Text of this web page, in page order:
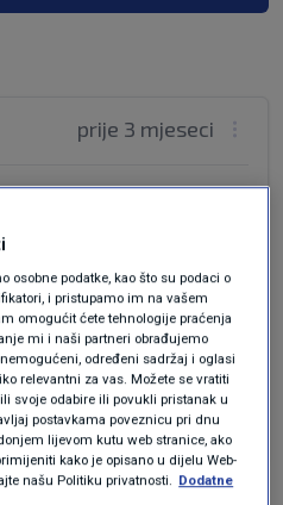
prije 3 mjeseci
zavidni
znaju da moraju
svo vrime doklema je
kako
nisu ga reanim'sali
Odgovor
osobne podatke, kao što su podaci o
i pristupamo im na vašem
omogućit ćete tehnologije praćenja
mi i naši partneri obrađujemo
određeni sadržaj i oglasi
relevantni za vas. Možete se vratiti
svoje odabire ili povukli pristanak u
postavkama poveznicu pri dnu
lijevom kutu web stranice, ako
kako je opisano u dijelu Web-
našu Politiku privatnosti.
Dodatne